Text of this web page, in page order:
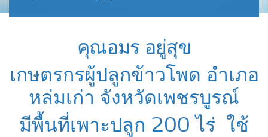
คุณอมร อยู่สุข
เกษตรกรผู้ปลูกข้าวโพด อําเภอ
หล่มเก่า จังหวัดเพชรบูรณ์
มีพื้นที่เพาะปลูก 200 ไร่ ใช้